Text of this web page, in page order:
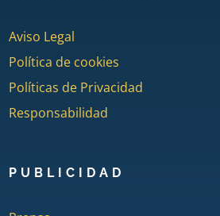
Aviso Legal
Política de cookies
Políticas de Privacidad
Responsabilidad
PUBLICIDAD